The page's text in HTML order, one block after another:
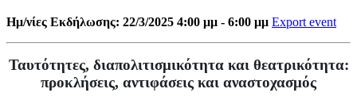
Ημ/νίες Εκδήλωσης: 22/3/2025 4:00 μμ - 6:00 μμ Export event
Ταυτότητες, διαπολιτισμικότητα και θεατρικότητα:
προκλήσεις, αντιφάσεις και αναστοχασμός